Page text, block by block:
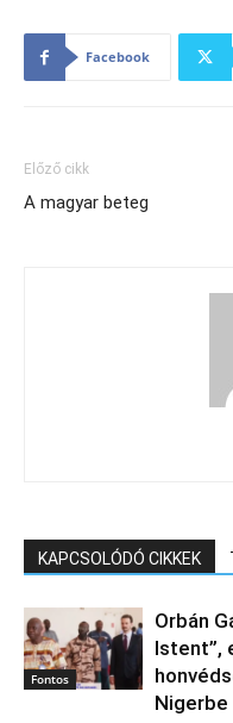
Facebook
Előző cikk
A magyar beteg
KAPCSOLÓDÓ CIKKEK
Fontos
Orbán
Istent”,
Nigerbe